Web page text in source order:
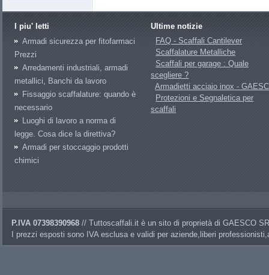
I piu' letti
Armadi sicurezza per fitofarmaci
Prezzi
Arredamenti industriali, armadi
metallici, Banchi da lavoro
Fissaggio scaffalature: quando è
necessario
Luoghi di lavoro a norma di
legge. Cosa dice la direttiva?
Armadi per stoccaggio prodotti
chimici
Ultime notizie
FAQ - Scaffali Cantilever
Scaffalature Metalliche
Scaffali per garage : Quale
scegliere ?
Armadietti acciaio inox -
Protezioni e Segnaletica per
scaffali
P.IVA 07398390968 // Tuttoscaffali.it è un sito di proprietà di GAESCO
I prezzi esposti sono IVA esclusa e validi per aziende,liberi